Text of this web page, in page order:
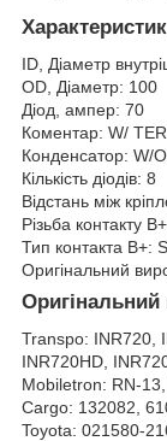
ID, Діаметр
OD, Діаметр: 100
Діод, ампер: 70
Коментар: W/
Конденсатор: W/O
Кількість діодів: 8
Відстань між
Різьба контакту
Тип контакта B+:
Оригінальний
Transpo: INR720,
INR720HD,
Mobiletron: RN-
Cargo: 132082,
Toyota: 021580-